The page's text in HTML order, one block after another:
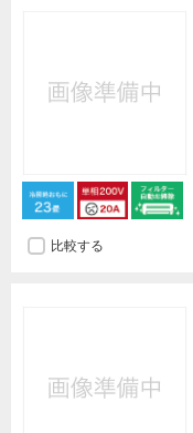
比較する